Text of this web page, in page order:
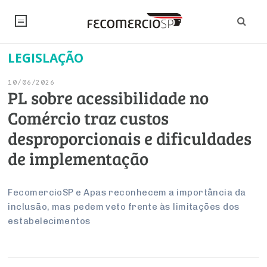
NOTÍCIAS
Artigos
Institucional
Debates Fecomercio-SP
PROJETOS ESPECIAIS:
UM BRASIL
Economia
Pesquisas
Brasil
Internacional
Modernização do Estado
Inteligência Artificial
Legislação
Empresas
Arbitragem e Mediação
Varejo
Sustentabilidade
SINDICATOS
PESQUISAS
FALE CONOSCO
Sobre
CONSELHOS
Conselho de Emprego e Relações do Trabalho
LEGISLAÇÃO
10/06/2026
PL sobre acessibilidade no
Comércio traz custos
desproporcionais e dificuldades
de implementação
FecomercioSP e Apas reconhecem a importância da
inclusão, mas pedem veto frente às limitações dos
estabelecimentos